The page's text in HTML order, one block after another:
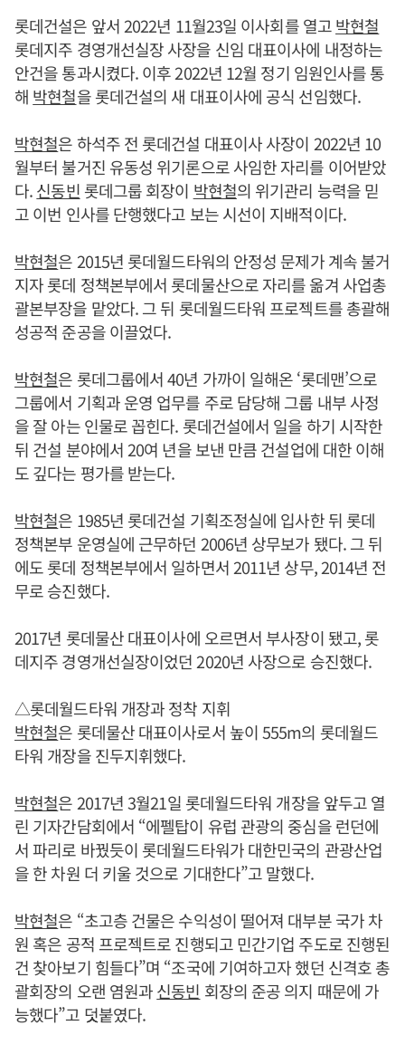
롯데건설은 앞서 2022년 11월23일 이사회를 열고박현철
롯데지주 경영개선실장 사장을 신임 대표이사에 내정하는
안건을 통과시켰다. 이후 2022년 12월 정기 임원인사를 통
해 박현철을 롯데건설의 새 대표이사에 공식 선임했다.
박현철은 하석주 전 롯데건설 대표이사 사장이 2022년 10
월부터 불거진 유동성 위기론으로 사임한 자리를 이어받았
다.신동빈롯데그룹 회장이 박현철의 위기관리 능력을 믿
고 이번 인사를 단행했다고 보는 시선이 지배적이다.
박현철은 2015년 롯데월드타워의 안정성 문제가 계속 불거
지자 롯데 정책본부에서 롯데물산으로 자리를 옮겨 사업총
괄본부장을 맡았다. 그 뒤 롯데월드타워 프로젝트를 총괄해
성공적 준공을 이끌었다.
박현철은 롯데그룹에서 40년 가까이 일해온 ‘롯데맨’으로
그룹에서 기획과 운영 업무를 주로 담당해 그룹 내부 사정
을 잘 아는 인물로 꼽힌다. 롯데건설에서 일을 하기 시작한
뒤 건설 분야에서 20여 년을 보낸 만큼 건설업에 대한 이해
도 깊다는 평가를 받는다.
박현철은 1985년 롯데건설 기획조정실에 입사한 뒤 롯데
정책본부 운영실에 근무하던 2006년 상무보가 됐다. 그 뒤
에도 롯데 정책본부에서 일하면서 2011년 상무, 2014년 전
무로 승진했다.
2017년 롯데물산 대표이사에 오르면서 부사장이 됐고, 롯
데지주 경영개선실장이었던 2020년 사장으로 승진했다.
△롯데월드타워 개장과 정착 지휘
박현철은 롯데물산 대표이사로서 높이 555m의 롯데월드
타워 개장을 진두지휘했다.
박현철은 2017년 3월21일 롯데월드타워 개장을 앞두고 열
린 기자간담회에서 “에펠탑이 유럽 관광의 중심을 런던에
서 파리로 바꿨듯이 롯데월드타워가 대한민국의 관광산업
을 한 차원 더 키울 것으로 기대한다”고 말했다.
박현철은 “초고층 건물은 수익성이 떨어져 대부분 국가 차
원 혹은 공적 프로젝트로 진행되고 민간기업 주도로 진행된
건 찾아보기 힘들다”며 “조국에 기여하고자 했던 신격호 총
괄회장의 오랜 염원과신동빈 회장의 준공 의지 때문에 가
능했다”고 덧붙였다.